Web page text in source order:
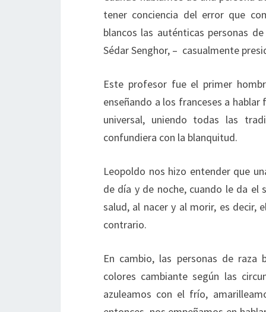
tener conciencia del error que
blancos las auténticas personas
Sédar Senghor, – casualmente
Este profesor fue el primer
enseñando a los franceses a
universal, uniendo todas las
confundiera con la blanquitud.
Leopoldo nos hizo entender que
de día y de noche, cuando le da
salud, al nacer y al morir, es decir,
contrario.
En cambio, las personas de raza
colores cambiante según las
azuleamos con el frío,